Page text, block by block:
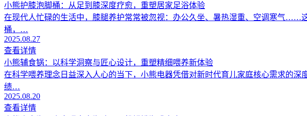
小熊护膝泡脚桶：从足到膝深度疗愈，重塑居家足浴体验
在现代人忙碌的生活中，膝腿养护常常被忽视：办公久坐、暑热湿重、空调寒气……
桶，…
2025.08.27
查看详情
小熊辅食锅：以科学洞察与匠心设计，重塑精细喂养新体验
在科学喂养理念日益深入人心的当下，小熊电器凭借对新时代育儿家庭核心需求的
绩…
2025.08.20
查看详情